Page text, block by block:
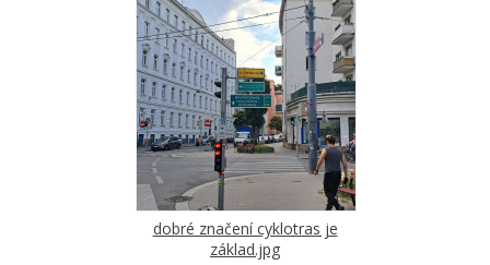
dobré značení cyklotras je
základ.jpg